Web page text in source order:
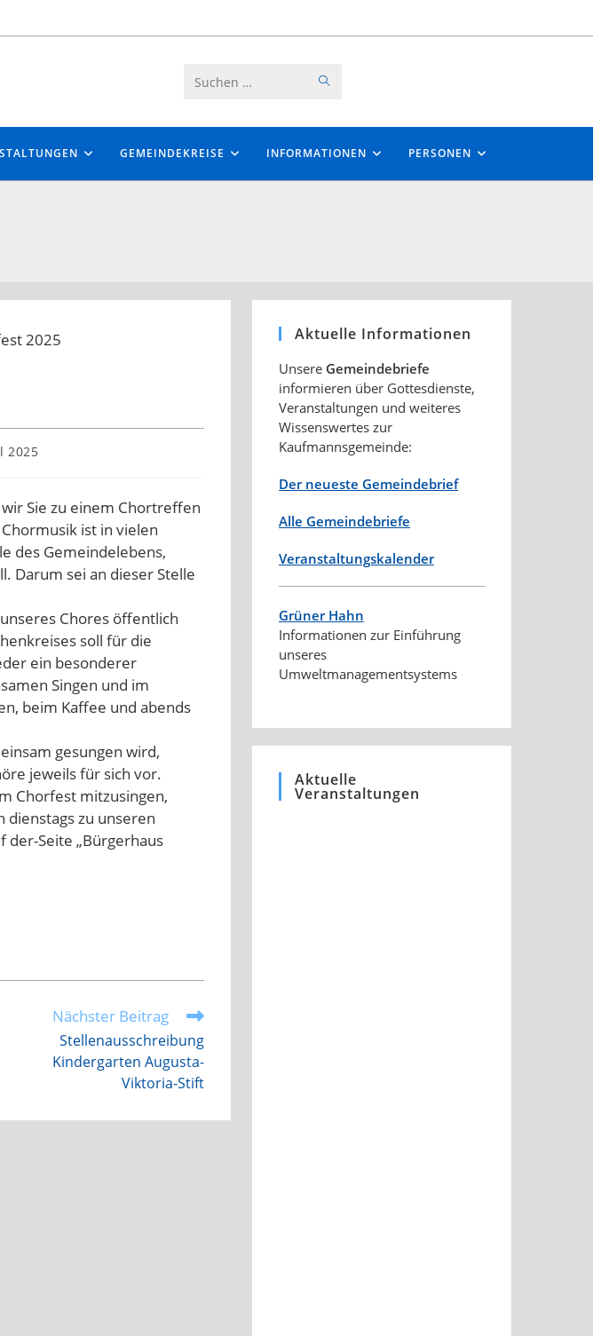
Diese
durchsuchen
GEMEINDEKREISE INFORMATIONEN PERSONEN
2025
Sie zu einem Chortreffen
ist in vielen
des Gemeindelebens,
Darum sei an dieser Stelle
Chores öffentlich
soll für die
ein besonderer
Singen und im
beim Kaffee und abends
gesungen wird,
jeweils für sich vor.
Chorfest mitzusingen,
dienstags zu unseren
der-Seite „Bürgerhaus
Nächster Beitrag
Stellenausschreibung
Kindergarten Augusta-
Viktoria-Stift
Aktuelle Informationen
Unsere Gemeindebriefe
informieren über Gottesdienste,
Veranstaltungen und weiteres
Wissenswertes zur
Kaufmannsgemeinde:
Der neueste Gemeindebrief
Alle Gemeindebriefe
Veranstaltungskalender
Grüner Hahn
Informationen zur Einführung
unseres
Umweltmanagementsystems
Aktuelle
Veranstaltungen